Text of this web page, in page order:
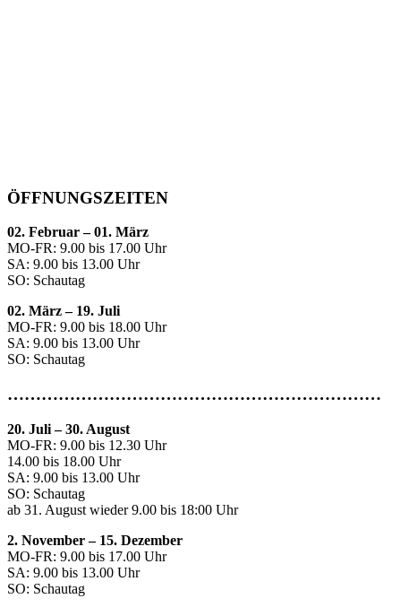
ÖFFNUNGSZEITEN
02. Februar – 01. März
MO-FR: 9.00 bis 17.00 Uhr
SA: 9.00 bis 13.00 Uhr
SO: Schautag
02. März – 19. Juli
MO-FR: 9.00 bis 18.00 Uhr
SA: 9.00 bis 13.00 Uhr
SO: Schautag
…………………………………………………………
20. Juli–30. August
MO-FR: 9.00 bis 12.30 Uhr
14.00 bis 18.00 Uhr
SA: 9.00 bis 13.00 Uhr
SO: Schautag
ab 31. August wieder 9.00 bis 18:00 Uhr
2. November – 15. Dezember
MO-FR: 9.00 bis 17.00 Uhr
SA: 9.00 bis 13.00 Uhr
SO: Schautag